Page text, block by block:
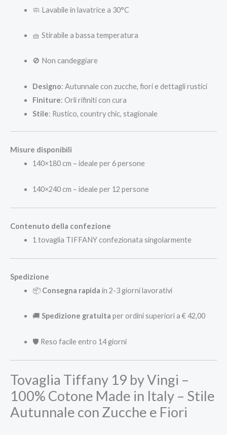
🧼 Lavabile in lavatrice a 30°C
🧺 Stirabile a bassa temperatura
🚫 Non candeggiare
Designo: Autunnale con zucche, fiori e dettagli rustici
Finiture: Orli rifiniti con cura
Stile: Rustico, country chic, stagionale
Misure disponibili
140×180 cm – ideale per 6 persone
140×240 cm – ideale per 12 persone
Contenuto della confezione
1 tovaglia TIFFANY confezionata singolarmente
Spedizione
📦 Consegna rapida in 2-3 giorni lavorativi
🚚 Spedizione gratuita per ordini superiori a € 42,00
🛡️ Reso facile entro 14 giorni
Tovaglia Tiffany 19 by Vingi –
100% Cotone Made in Italy – Stile
Autunnale con Zucche e Fiori